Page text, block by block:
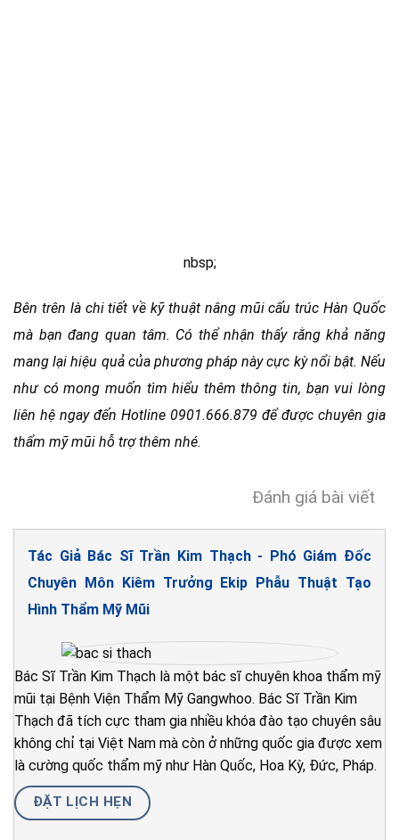
nbsp;
Bên trên là chi tiết về kỹ thuật nâng mũi cấu trúc Hàn Quốc
mà bạn đang quan tâm. Có thể nhận thấy rằng khả năng
mang lại hiệu quả của phương pháp này cực kỳ nổi bật. Nếu
như có mong muốn tìm hiểu thêm thông tin, bạn vui lòng
liên hệ ngay đến Hotline 0901.666.879 để được chuyên gia
thẩm mỹ mũi hỗ trợ thêm nhé.
Đánh giá bài viết
Tác Giả Bác Sĩ Trần Kim Thạch - Phó Giám Đốc
Chuyên Môn Kiêm Trưởng Ekip Phẫu Thuật Tạo
Hình Thẩm Mỹ Mũi
Bác Sĩ Trần Kim Thạch là một bác sĩ chuyên khoa thẩm mỹ
mũi tại Bệnh Viện Thẩm Mỹ Gangwhoo. Bác Sĩ Trần Kim
Thạch đã tích cực tham gia nhiều khóa đào tạo chuyên sâu
không chỉ tại Việt Nam mà còn ở những quốc gia được xem
là cường quốc thẩm mỹ như Hàn Quốc, Hoa Kỳ, Đức, Pháp.
ĐẶT LỊCH HẸN